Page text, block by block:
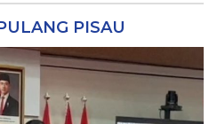
PISAU